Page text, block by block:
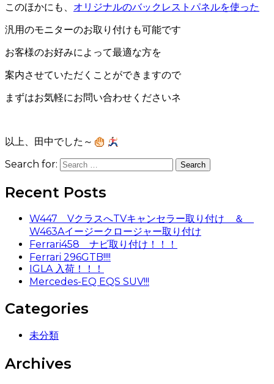
このほかにも、 オリジナルのバックレストパネルを使った
汎用のモニターのお取り付けも可能です
お客様のお好みによって最適な方を
案内させていただくことができますので
まずはお気軽にお問い合わせくださいネ
以上、田中でした～
Search for:
Recent Posts
W447 VクラスへTVキャンセラー取り付け ＆
W463Aイージークロージャー取り付け
Ferrari458 ナビ取り付け！！！
Ferrari 296GTB!!!!
IGLA 入荷！！！
Mercedes-EQ EQS SUV!!!
Categories
未分類
Archives